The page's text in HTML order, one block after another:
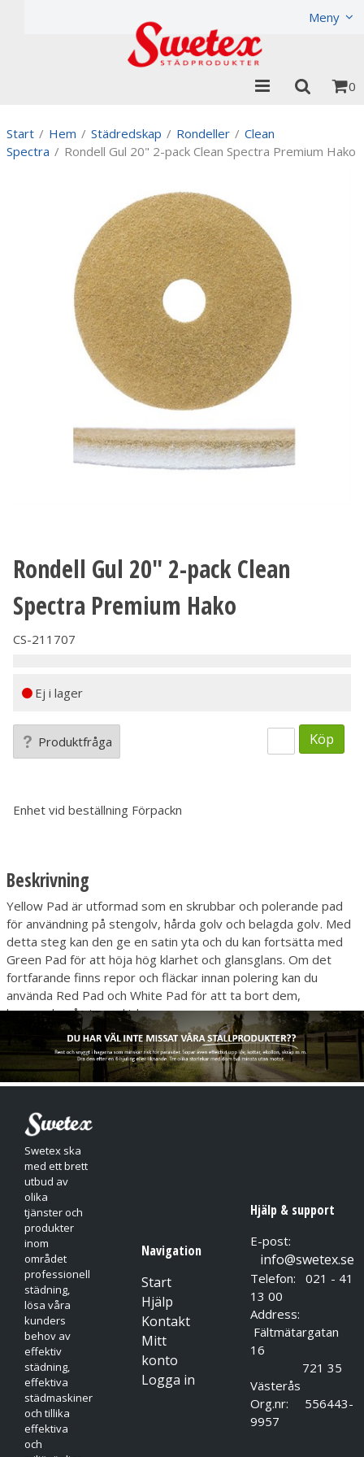
Meny
0
Start / Hem / Städredskap / Rondeller / Clean
Spectra / Rondell Gul 20" 2-pack Clean Spectra Premium Hako
Rondell Gul 20" 2-pack Clean
Spectra Premium Hako
CS-211707
Ej i lager
Produktfråga Köp
Enhet vid beställning Förpackn
Beskrivning
Yellow Pad är utformad som en skrubbar och polerande pad
för användning på stengolv, hårda golv och belagda golv. Med
detta steg kan den ge en satin yta och du kan fortsätta med
Green Pad för att höja hög klarhet och glansglans. Om det
fortfarande finns repor och fläckar innan polering kan du
använda Red Pad och White Pad för att ta bort dem,
beroende på ytans skick.
Swetex ska
med ett brett
utbud av
olika
tjänster och
produkter
inom
området
professionell
städning,
lösa våra
kunders
behov av
effektiv
städning,
effektiva
städmaskiner
och tillika
effektiva
och
Navigation
Start
Hjälp
Kontakt
Mitt
konto
Logga in
Hjälp & support
E-post:
info@swetex.se
Telefon: 021 - 41
13 00
Address:
Fältmätargatan
16
721 35
Västerås
Org.nr: 556443-
9957